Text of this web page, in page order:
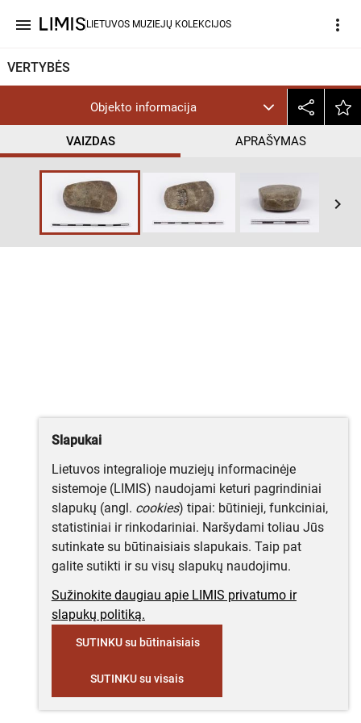
menu LIETUVOS MUZIEJŲ KOLEKCIJOS more_vert
VERTYBĖS
Objekto informacija
VAIZDAS APRAŠYMAS
keyboard_arrow_right
Slapukai
Lietuvos integralioje muziejų informacinėje
sistemoje (LIMIS) naudojami keturi pagrindiniai
slapukų (angl. cookies) tipai: būtinieji, funkciniai,
statistiniai ir rinkodariniai. Naršydami toliau Jūs
sutinkate su būtinaisiais slapukais. Taip pat
galite sutikti ir su visų slapukų naudojimu.
Sužinokite daugiau apie LIMIS privatumo ir
slapukų politiką.
SUTINKU su būtinaisiais
SUTINKU su visais